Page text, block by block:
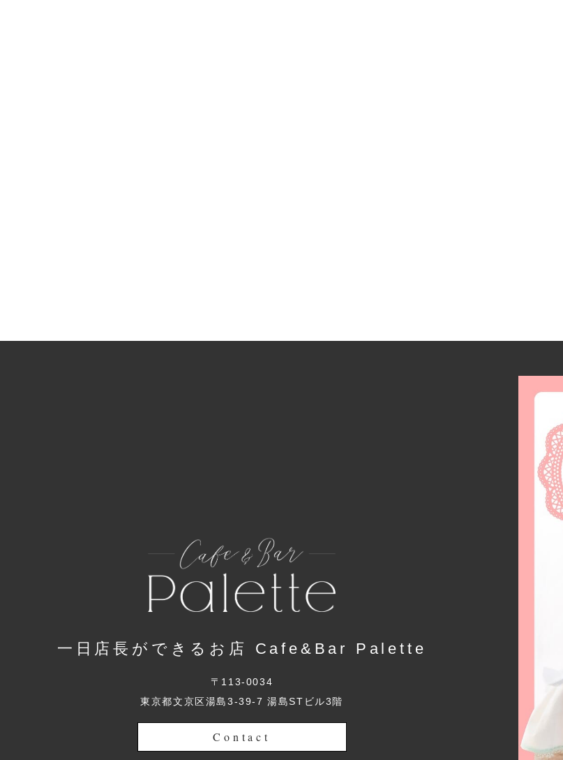
一日店長ができるお店 Cafe&Bar Palette
〒113-0034
東京都文京区湯島3-39-7 湯島STビル3階
Contact